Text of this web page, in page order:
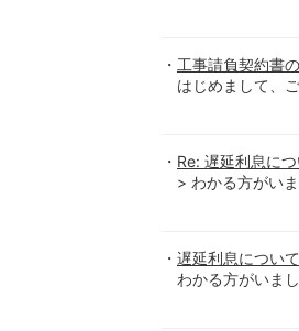
工事請負契約書
はじめまして、
Re: 遅延利息に
> わかる方がい
遅延利息について
わかる方がいま